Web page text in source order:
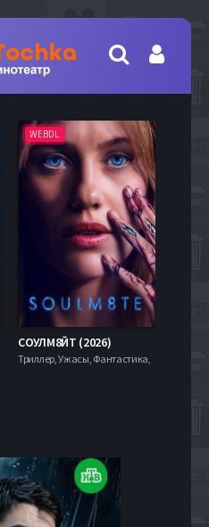
WEBDL
СОУЛМ8ЙТ (2026)
Триллер, Ужасы, Фантастика,